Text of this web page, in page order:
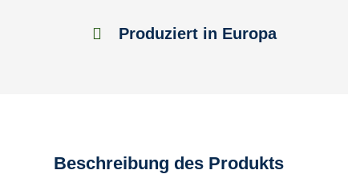
Produziert in Europa
Beschreibung des Produkts